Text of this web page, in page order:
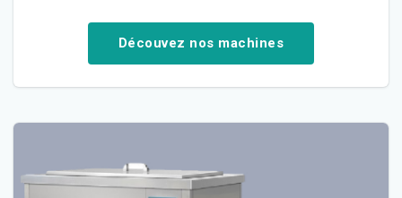
Découvez nos machines